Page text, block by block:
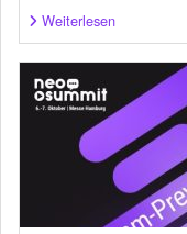
Weiterlesen